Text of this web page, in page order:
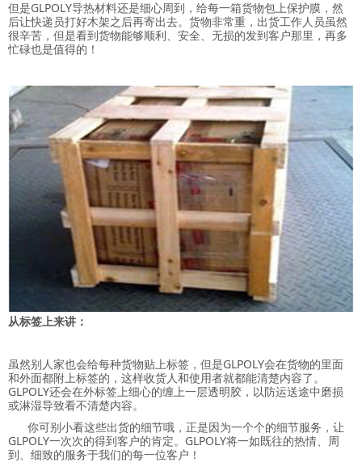
但是GLPOLY导热材料还是细心周到，给每一箱货物包上保护膜，然
后让快递员打好木架之后再寄出去。货物非常重，出货工作人员虽然
很辛苦，但是看到货物能够顺利、安全、无损的发到客户那里，再多
忙碌也是值得的！
从标签上来讲：
虽然别人家也会给每种货物贴上标签，但是GLPOLY会在货物的里面
和外面都附上标签的，这样收货人和使用者就都能清楚内容了。
GLPOLY还会在外标签上细心的缠上一层透明胶，以防运送途中磨损
或淋湿导致看不清楚内容。
你可别小看这些出货的细节哦，正是因为一个个的细节服务，让
GLPOLY一次次的得到客户的肯定。GLPOLY将一如既往的热情、周
到、细致的服务于我们的每一位客户！